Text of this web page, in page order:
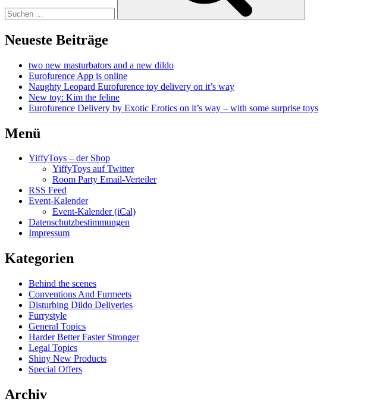
Neueste Beiträge
two new masturbators and a new dildo
Eurofurence App is online
Naughty Leopard Eurofurence toy delivery on it’s way
New toy: Kim the feline
Eurofurence Delivery by Exotic Erotics on it’s way – with some surprise toys
Menü
YiffyToys – der Shop
YiffyToys auf Twitter
Room Party Email-Verteiler
RSS Feed
Event-Kalender
Event-Kalender (iCal)
Datenschutzbestimmungen
Impressum
Kategorien
Behind the scenes
Conventions And Furmeets
Disturbing Dildo Deliveries
Furrystyle
General Topics
Harder Better Faster Stronger
Legal Topics
Shiny New Products
Special Offers
Archiv